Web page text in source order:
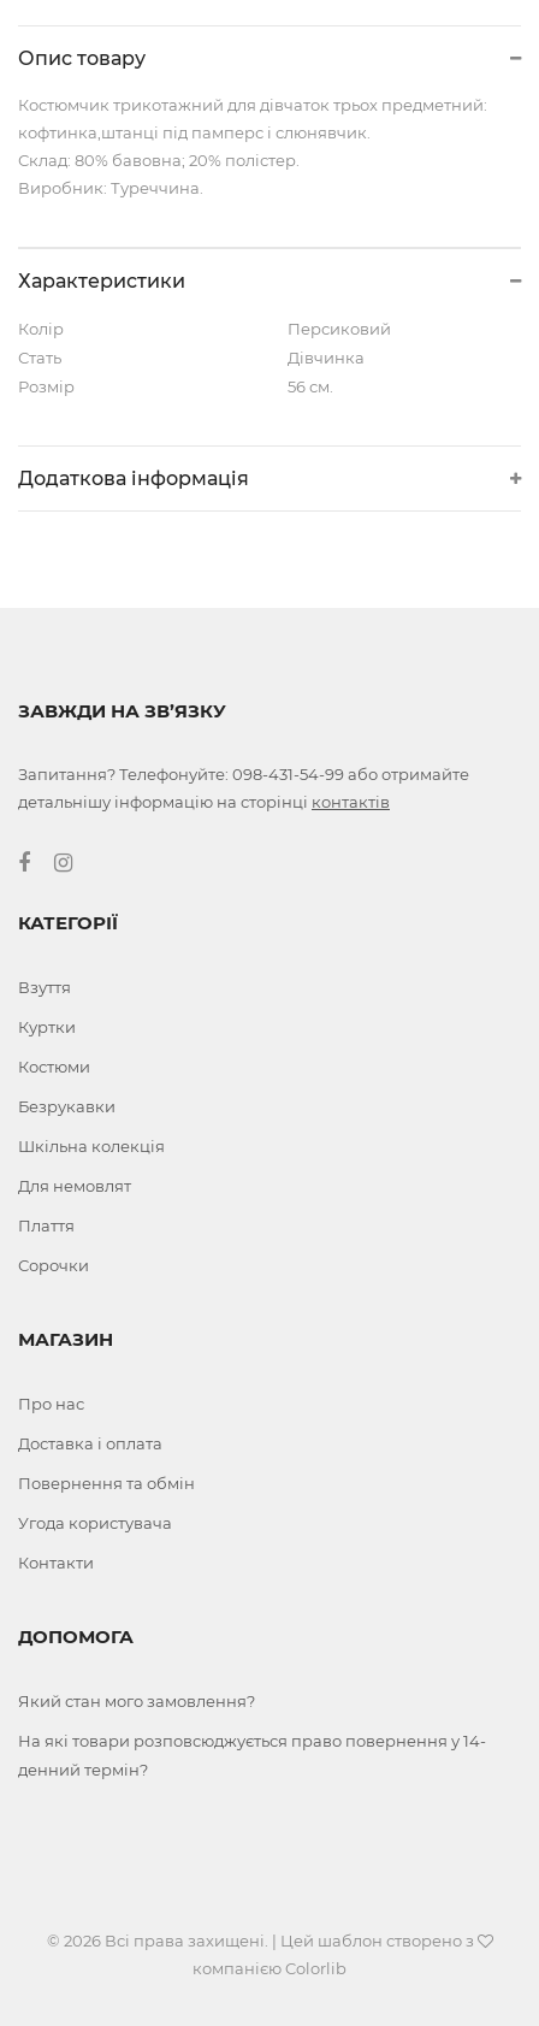
Опис товару
Костюмчик трикотажний для дівчаток трьох предметний:
кофтинка,штанці під памперс і слюнявчик.
Склад: 80% бавовна; 20% полістер.
Виробник: Туреччина.
Характеристики
Колір
Персиковий
Стать
Дівчинка
Розмір
56 см.
Додаткова інформація
ЗАВЖДИ НА ЗВ’ЯЗКУ
Запитання? Телефонуйте: 098-431-54-99або отримайте
детальнішу інформацію на сторінці контактів
КАТЕГОРІЇ
Взуття
Куртки
Костюми
Безрукавки
Шкільна колекція
Для немовлят
Плаття
Сорочки
МАГАЗИН
Про нас
Доставка і оплата
Повернення та обмін
Угода користувача
Контакти
ДОПОМОГА
Який стан мого замовлення?
На які товари розповсюджується право повернення у 14-
денний термін?
© 2026 Всі права захищені. | Цей шаблон створено з
компанієюColorlib